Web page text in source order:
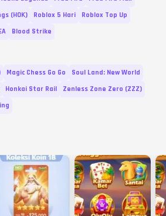
(HOK) Roblox 5 Hari
Roblox Top Up
Blood Strike
Magic Chess Go Go
Soul Land: New World
Honkai Star Rail
Zenless Zone Zero (ZZZ)